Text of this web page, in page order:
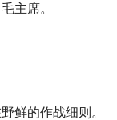
主席。
鲜的作战细则。